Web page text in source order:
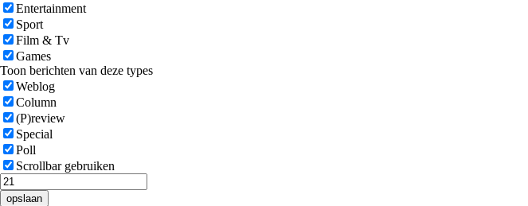
Entertainment
Sport
Film & Tv
Games
Toon berichten van deze types
Weblog
Column
(P)review
Special
Poll
Scrollbar gebruiken
opslaan